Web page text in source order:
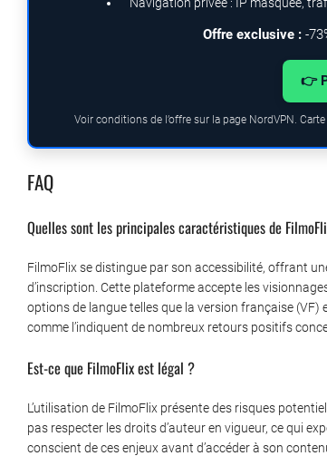
Navigation privée : IP masquée,
Offre exclusive : -
👉
Voir conditions de l’offre sur la page NordVPN.
FAQ
Quelles sont les principales caractéristiques de
FilmoFlix se distingue par son accessibilité, offrant
d’inscription. Cette plateforme accepte les
options de langue telles que la version française (VF)
comme l’indiquent de nombreux retours positifs
Est-ce que FilmoFlix est légal ?
L’utilisation de FilmoFlix présente des risques
pas respecter les droits d’auteur en vigueur, ce qui
conscient de ces enjeux avant d’accéder à son